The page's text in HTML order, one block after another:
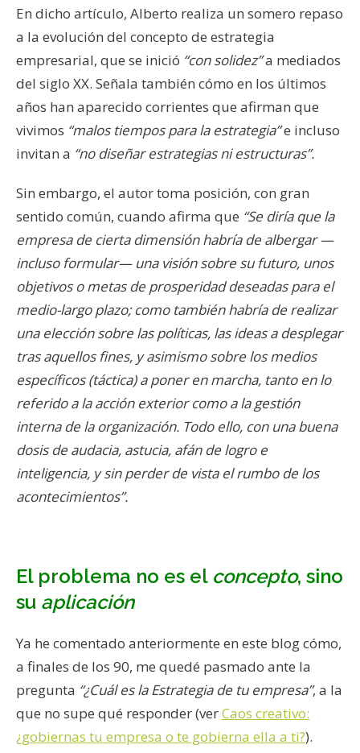
En dicho artículo, Alberto realiza un somero repaso
a la evolución del concepto de estrategia
empresarial, que se inició “con solidez”a mediados
del siglo XX. Señala también cómo en los últimos
años han aparecido corrientes que afirman que
vivimos “malos tiempos para la estrategia”e incluso
invitan a “no diseñar estrategias ni estructuras”.
Sin embargo, el autor toma posición, con gran
sentido común, cuando afirma que “Se diría que la
empresa de cierta dimensión habría de albergar —
incluso formular— una visión sobre su futuro, unos
objetivos o metas de prosperidad deseadas para el
medio-largo plazo; como también habría de realizar
una elección sobre las políticas, las ideas a desplegar
tras aquellos fines, y asimismo sobre los medios
específicos (táctica) a poner en marcha, tanto en lo
referido a la acción exterior como a la gestión
interna de la organización. Todo ello, con una buena
dosis de audacia, astucia, afán de logro e
inteligencia, y sin perder de vista el rumbo de los
acontecimientos”.
El problema no es el concepto, sino
su aplicación
Ya he comentado anteriormente en este blog cómo,
a finales de los 90, me quedé pasmado ante la
pregunta “¿Cuál es la Estrategia de tu empresa”, a la
que no supe qué responder (verCaos creativo:
¿gobiernas tu empresa o te gobierna ella a ti?).